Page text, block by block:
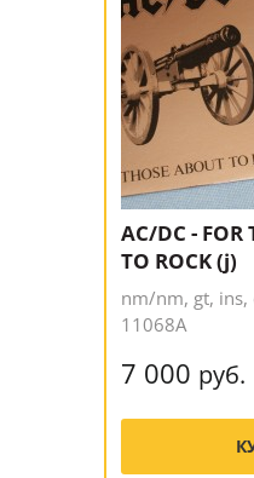
AC/DC - FOR
TO ROCK (j)
nm/nm, gt, ins,
11068A
7 000 руб.